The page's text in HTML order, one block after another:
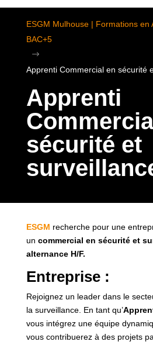
ESGM Mulhouse | Formations en
BAC+5
$
Apprenti Commercial en sécurité
Apprenti
sécurité et
ESGM recherche pour une
un commercial en sécurité et
alternance H/F.
Entreprise :
Rejoignez un leader dans le
la surveillance. En tant qu’
vous intégrez une équipe
vous contribuerez à des projets